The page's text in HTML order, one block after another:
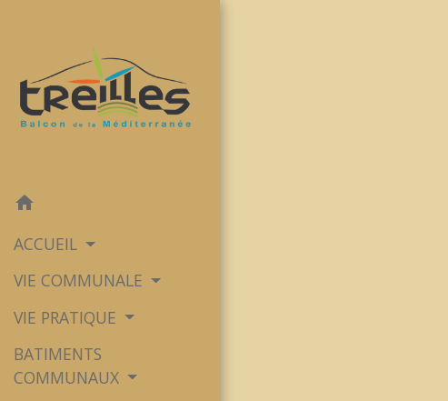
home
ACCUEIL
VIE COMMUNALE
VIE PRATIQUE
BATIMENTS
COMMUNAUX